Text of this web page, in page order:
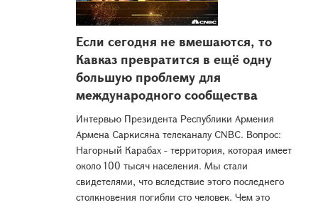
Если сегодня не вмешаются, то
Кавказ превратится в ещё одну
большую проблему для
международного сообщества
Интервью Президента Республики Армения
Армена Саркисяна телеканалу CNBC. Вопрос:
Нагорный Карабах - территория, которая имеет
около 100 тысяч населения. Мы стали
свидетелями, что вследствие этого последнего
столкновения погибли сто человек. Чем это